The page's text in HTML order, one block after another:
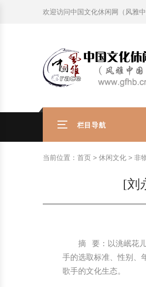
社会热点新闻
中华民俗礼仪
中国民俗趣谈
中华姓氏文化
中国民俗禁忌
文化休闲产业研究
非物质文化遗产
政策法律法规
旅游出行知识
国外传统节日
国外饮食文化
漆器
外国民间故事
中国风水文化
中国宗教文化
苗族巫蛊文化
中国性文化
校园文化建设知识
学习力教育知识
教育名家
社会热点新闻
中华民俗礼仪
中国民俗趣谈
中华姓氏文化
中国民俗禁忌
文化休闲产业研究
非物质文化遗产
政策法律法规
旅游出行知识
国外传统节日
国外饮食文化
漆器
外国民间故事
中国风水文化
中国宗教文化
苗族巫蛊文化
中国性文化
校园文化建设知识
学习力教育知识
教育名家
欢迎访问中国文化休闲网（风雅中
栏目导航
当前位置： 首页 > 休闲文化 > 非
[刘
摘 要：以洮岷花
手的选取标准、性别、
歌手的文化生态。